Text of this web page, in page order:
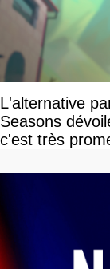
L'alternative
Seasons
c'est très